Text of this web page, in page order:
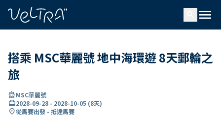
menu
搭乘 MSC華麗號 地中海環遊 8天郵輪之
旅
directions_boatMSC華麗號
card_travel2028-09-28 - 2028-10-05 (8天)
location_on從馬賽出發 - 抵達馬賽